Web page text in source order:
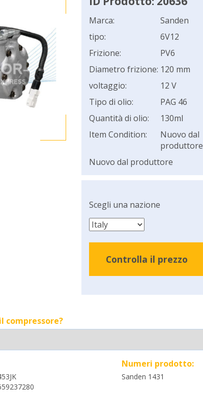
Marca:
Sanden
tipo:
6V12
Frizione:
PV6
Diametro frizione: 120 mm
voltaggio:
12 V
Tipo di olio:
PAG 46
Quantità di olio:
130ml
Item Condition:
Nuovo dal
produttore
Nuovo dal produttore
Scegli una nazione
Controlla il prezzo
compressore?
Numeri prodotto:
Sanden 1431